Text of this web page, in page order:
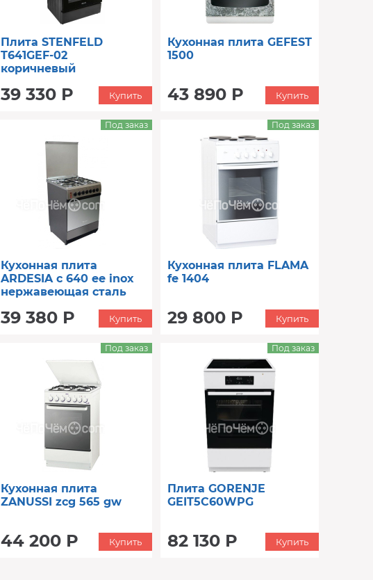
Плита STENFELD
T641GEF-02
коричневый
39 330 Р Купить
Кухонная плита GEFEST
1500
43 890 Р Купить
Кухонная плита
ARDESIA c 640 ee inox
нержавеющая сталь
39 380 Р
Под заказ
Купить
Кухонная плита FLAMA
fe 1404
29 800 Р
Под заказ
Купить
Кухонная плита
ZANUSSI zcg 565 gw
44 200 Р
Под заказ
Купить
Плита GORENJE
GEIT5C60WPG
82 130 Р
Под заказ
Купить